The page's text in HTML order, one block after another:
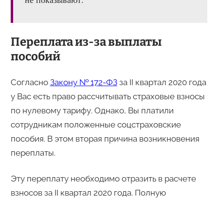
Переплата из-за выплаты
пособий
Согласно Закону № 172-ФЗза II квартал 2020 года
у Вас есть право рассчитывать страховые взносы
по нулевому тарифу. Однако, Вы платили
сотрудникам положенные соцстраховские
пособия. В этом вторая причина возникновения
переплаты.
Эту переплату необходимо отразить в расчете
взносов за II квартал 2020 года. Полную